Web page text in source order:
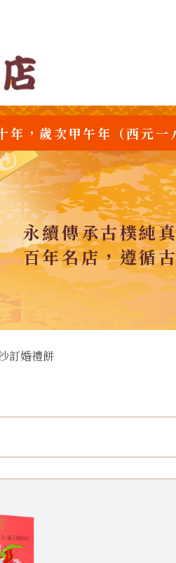
，歲次甲午年（西元一
永續傳承古樸純
百年名店，遵循
訂婚禮餅